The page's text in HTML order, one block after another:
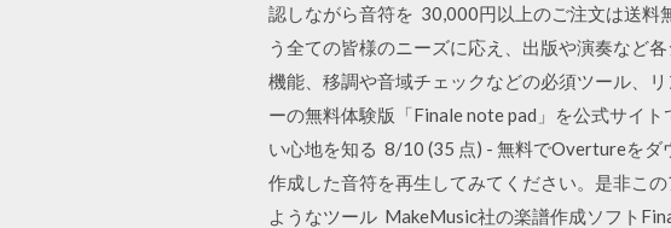
認しながら音符を 30,000円以上のご注文は送料
う全ての皆様のニーズに応え、出版や演奏など
機能、移調や音域チェックなどの必須ツール、
ーの無料体験版「Finale note pad」を公式サイ
い心地を知る 8/10 (35 点) - 無料でOvertureを
作成した音符を再生してみてください。是非こ
ようなツール MakeMusic社の楽譜作成ソフト